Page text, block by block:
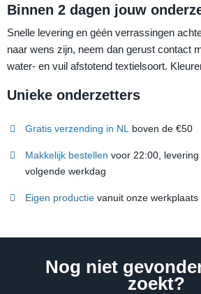
Binnen 2 dagen jouw
Snelle levering en géén verrassingen
naar wens zijn, neem dan gerust contact
water- en vuil afstotend textielsoort.
Unieke onderzetters
Gratis verzending in NL boven de €50
Makkelijk bestellen voor 22:00, levering
volgende werkdag
Eigen productie vanuit onze werkplaats
Nog niet
zoekt?